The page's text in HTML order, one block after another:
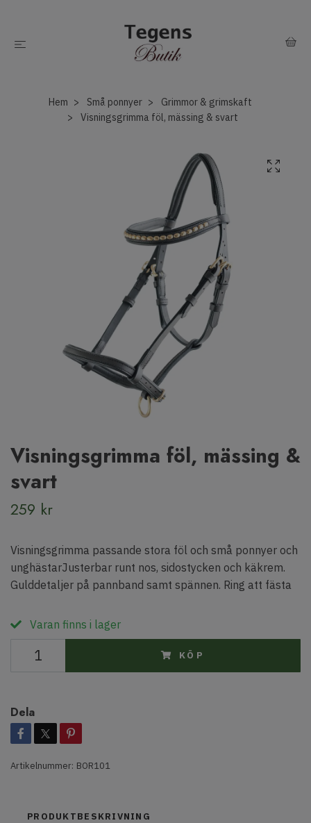
Hem Små ponnyer
Grimmor & grimskaft
Visningsgrimma föl, mässing & svart
Visningsgrimma föl, mässing &
svart
259 kr
Visningsgrimma passande stora föl och små ponnyer och
unghästarJusterbar runt nos, sidostycken och käkrem.
Gulddetaljer på pannband samt spännen. Ring att fästa
Varan finns i lager
KÖP
Dela
Artikelnummer: BOR101
PRODUKTBESKRIVNING